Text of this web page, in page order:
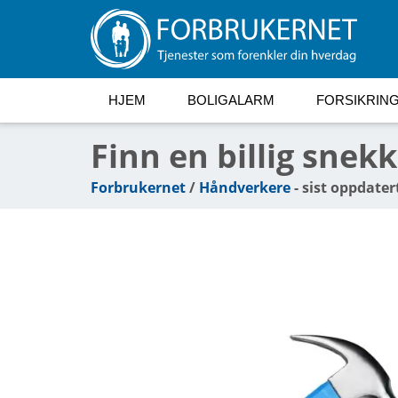
HJEM BOLIGALARM
Finn en billig
Forbrukernet/ Håndverkere- sist